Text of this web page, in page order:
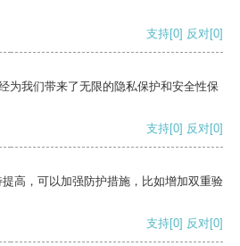
支持[0] 反对[0]
为我们带来了无限的隐私保护和安全性保
支持[0] 反对[0]
高，可以加强防护措施，比如增加双重验
支持[0] 反对[0]